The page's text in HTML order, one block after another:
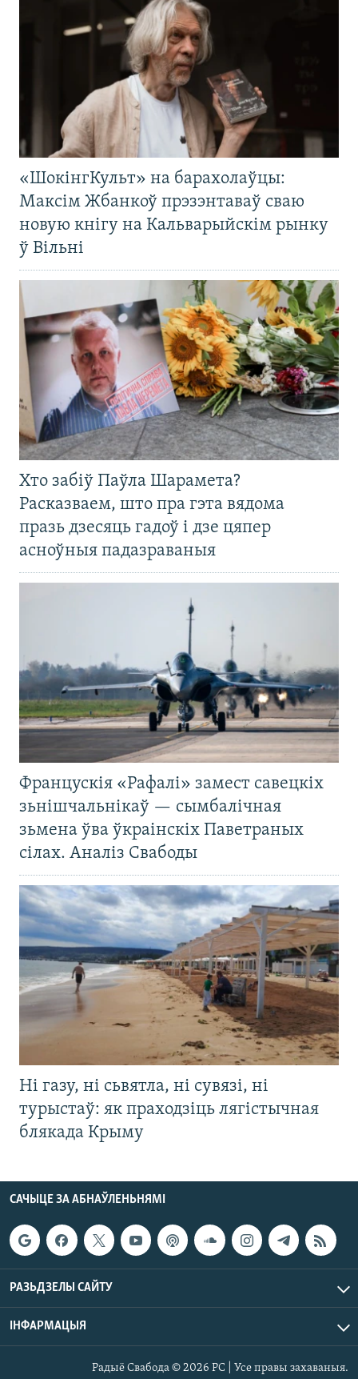
«ШокінгКульт» на барахолаўцы:
Максім Жбанкоў прэзэнтаваў сваю
новую кнігу на Кальварыйскім рынку
ў Вільні
Хто забіў Паўла Шарамета?
Расказваем, што пра гэта вядома
празь дзесяць гадоў і дзе цяпер
асноўныя падазраваныя
Францускія «Рафалі» замест савецкіх
зьнішчальнікаў — сымбалічная
зьмена ўва ўкраінскіх Паветраных
сілах. Аналіз Свабоды
Ні газу, ні сьвятла, ні сувязі, ні
турыстаў: як праходзіць лягістычная
блякада Крыму
САЧЫЦЕ ЗА АБНАЎЛЕНЬНЯМІ
РАЗЬДЗЕЛЫ САЙТУ
ІНФАРМАЦЫЯ
Радыё Свабода © 2026 РС | Усе правы захаваныя.